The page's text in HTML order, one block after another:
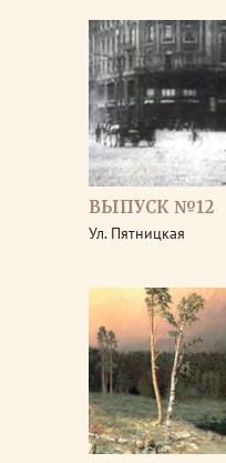
ВЫПУСК №12
Ул. Пятницкая